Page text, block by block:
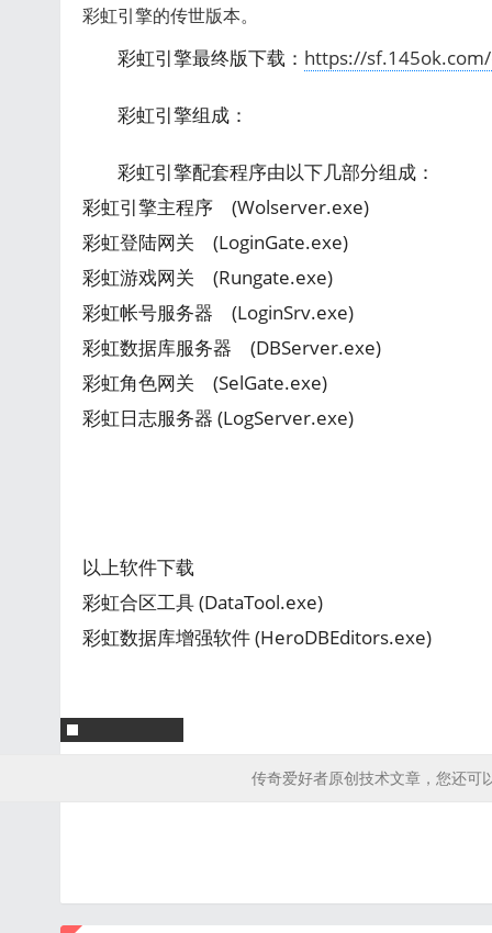
彩虹引擎的传世版本。
彩虹引擎最终版下载： https://
彩虹引擎组成：
彩虹引擎配套程序由以下几部分组成：
彩虹引擎主程序 (Wolserver.exe)
彩虹登陆网关 (LoginGate.exe)
彩虹游戏网关 (Rungate.exe)
彩虹帐号服务器 (LoginSrv.exe)
彩虹数据库服务器 (DBServer.exe)
彩虹角色网关 (SelGate.exe)
彩虹日志服务器 (LogServer.exe)
以上软件下载
彩虹合区工具 (DataTool.exe)
彩虹数据库增强软件 (HeroDBEditors.exe)
传奇爱好者原创技术文章，您还可